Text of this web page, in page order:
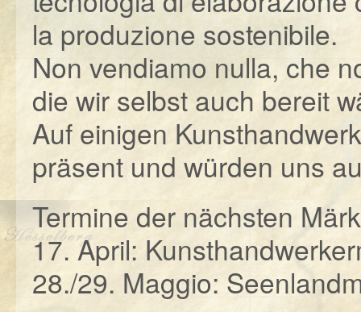
la produzione sostenibile.
Non vendiamo nulla, che
die wir selbst auch bereit
Auf einigen
präsent und würden uns
Termine der nächsten
17. April:
28./29. Maggio: